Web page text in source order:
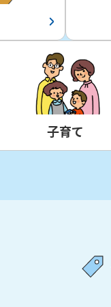
子育て